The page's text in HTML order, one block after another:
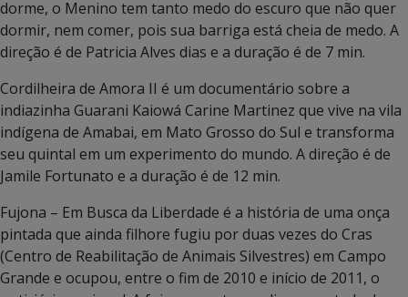
dorme, o Menino tem tanto medo do escuro que não quer
dormir, nem comer, pois sua barriga está cheia de medo. A
direção é de Patricia Alves dias e a duração é de 7 min.
Cordilheira de Amora II é um documentário sobre a
indiazinha Guarani Kaiowá Carine Martinez que vive na vila
indígena de Amabai, em Mato Grosso do Sul e transforma
seu quintal em um experimento do mundo. A direção é de
Jamile Fortunato e a duração é de 12 min.
Fujona – Em Busca da Liberdade é a história de uma onça
pintada que ainda filhore fugiu por duas vezes do Cras
(Centro de Reabilitação de Animais Silvestres) em Campo
Grande e ocupou, entre o fim de 2010 e início de 2011, o